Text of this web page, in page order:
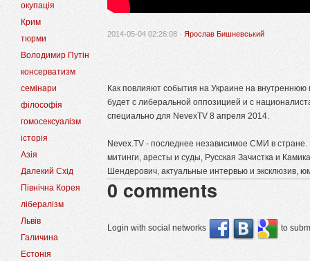
окупація
Крим
тюрми
Володимир Путін
консерватизм
семінари
філософія
гомосексуалізм
історія
Азія
Далекий Схід
Північна Корея
лібералізм
Львів
Галичина
Естонія
2014-05-04 02:26:08 · Ярослав Бишневський
Как повлияют события на Украине на
будет с либеральной оппозицией и с
специально для NevexTV 8 апреля 2014.
Nevex.TV - последнее независимое СМИ в
митинги, аресты и суды, Русская Зачистка и
Шендерович, актуальные интервью и эксклюзив,
0 comments
Login with social networks to